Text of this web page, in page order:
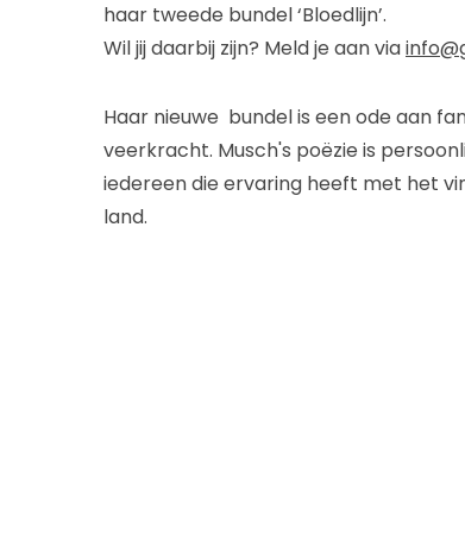
haar tweede bundel ‘Bloedlijn’.
Wil jij daarbij zijn? Meld je aan via
Haar nieuwe bundel is een ode aan
veerkracht. Musch's poëzie is
iedereen die ervaring heeft met het
land.